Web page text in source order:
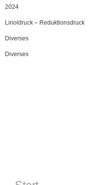
2024
Linoldruck – Reduktionsdruck
Diverses
Diverses